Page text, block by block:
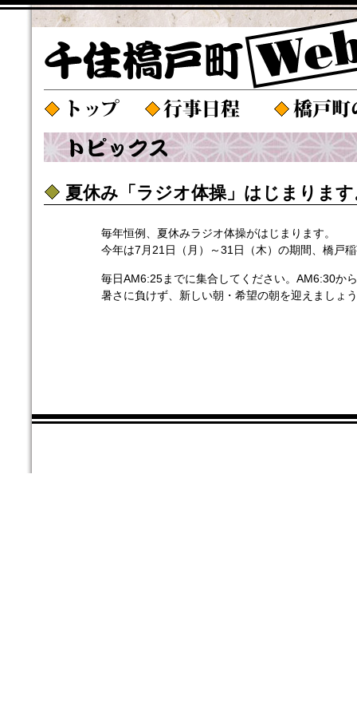
夏休み「ラジオ体操」はじまりま
毎年恒例、夏休みラジオ体操がはじまります。
今年は7月21日（月）～31日（木）の期間、橋戸
毎日AM6:25までに集合してください。AM6:30か
暑さに負けず、新しい朝・希望の朝を迎えましょ